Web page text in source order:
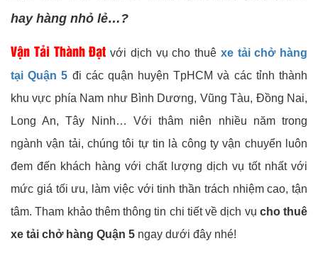
hay hàng nhỏ lẻ…?
Vận Tải Thành Đạt với dịch vụ cho thuê xe tải chở hàng
tại Quận 5 đi các quận huyện TpHCM và các tỉnh thành
khu vực phía Nam như Bình Dương, Vũng Tàu, Đồng Nai,
Long An, Tây Ninh… Với thâm niên nhiều năm trong
ngành vận tải, chúng tôi tự tin là công ty vận chuyển luôn
đem đến khách hàng với chất lượng dịch vụ tốt nhất với
mức giá tối ưu, làm việc với tinh thần trách nhiệm cao, tận
tâm. Tham khảo thêm thông tin chi tiết về dịch vụ cho thuê
xe tải chở hàng Quận 5 ngay dưới đây nhé!